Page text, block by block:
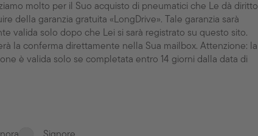
molto per il Suo acquisto di pneumatici che Le dà diritto
della garanzia gratuita «LongDrive». Tale garanzia sarà
valida solo dopo che Lei si sarà registrato su questo sito.
la conferma direttamente nella Sua mailbox. Attenzione: la
è valida solo se completata entro 14 giorni dalla data di